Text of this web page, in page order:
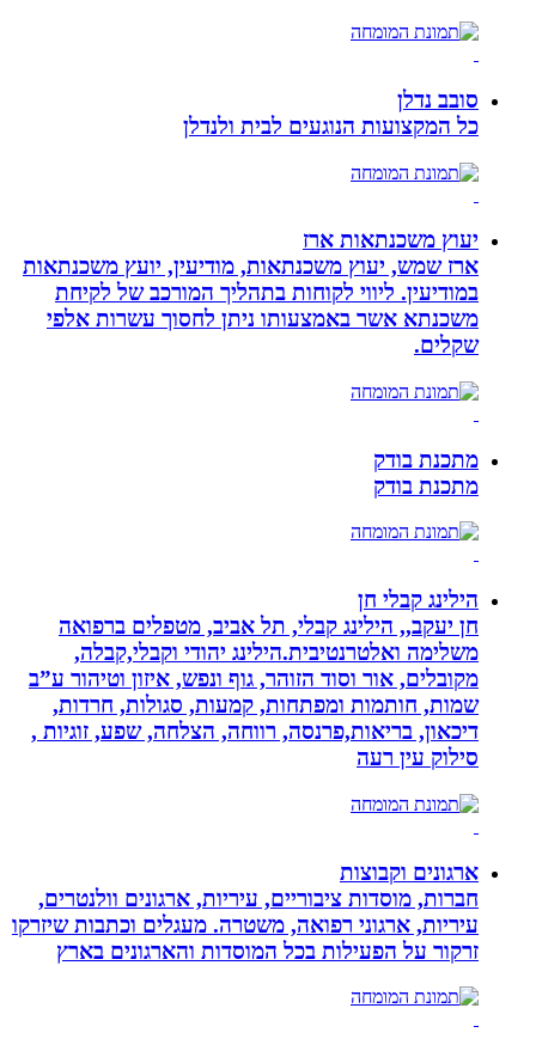
סובב נדלן
כל המקצועות הנוגעים לבית ולנדלן
יעוץ משכנתאות ארז
ארז שמש, יעוץ משכנתאות, מודיעין, יועץ משכנתאות
במודיעין. ליווי לקוחות בתהליך המורכב של לקיחת
משכנתא אשר באמצעותו ניתן לחסוך עשרות אלפי
שקלים.
מתכנת בודק
מתכנת בודק
הילינג קבלי חן
חן יעקב,, הילינג קבלי, תל אביב, מטפלים ברפואה
משלימה ואלטרנטיבית.הילינג יהודי וקבלי,קבלה,
מקובלים, אור וסוד הזוהר, גוף ונפש, איזון וטיהור ע”ב
שמות, חותמות ומפתחות, קמעות, סגולות, חרדות,
דיכאון, בריאות,פרנסה, רווחה, הצלחה, שפע, זוגיות ,
סילוק עין רעה
ארגונים וקבוצות
חברות, מוסדות ציבוריים, עיריות, ארגונים וולנטרים,
עיריות, ארגוני רפואה, משטרה. מעגלים וכתבות שיזרקו
זרקור על הפעילות בכל המוסדות והארגונים בארץ